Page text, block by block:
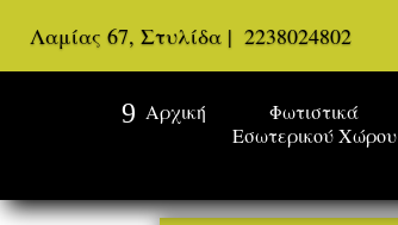
Λαμίας 67, Στυλίδα | 2238024802
Αρχική
Φωτιστικά
Εσωτερικού Χώρου